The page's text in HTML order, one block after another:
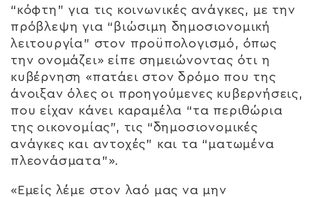
“κόφτη” για τις κοινωνικές ανάγκες, με την
πρόβλεψη για “βιώσιμη δημοσιονομική
λειτουργία” στον προϋπολογισμό, όπως
την ονομάζει» είπε σημειώνοντας ότι η
κυβέρνηση «πατάει στον δρόμο που της
άνοιξαν όλες οι προηγούμενες κυβερνήσεις,
που είχαν κάνει καραμέλα “τα περιθώρια
της οικονομίας”, τις “δημοσιονομικές
ανάγκες και αντοχές” και τα “ματωμένα
πλεονάσματα”».
«Εμείς λέμε στον λαό μας να μην